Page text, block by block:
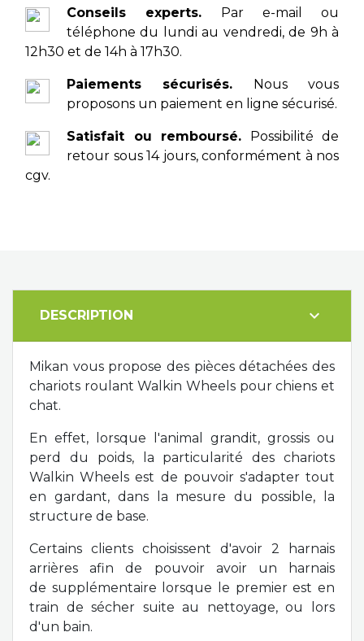
Conseils experts. Par e-mail ou
téléphone du lundi au vendredi, de 9h à
12h30 et de 14h à 17h30.
Paiements sécurisés. Nous vous
proposons un paiement en ligne sécurisé.
Satisfait ou remboursé. Possibilité de
retour sous 14 jours, conformément à nos
cgv.
DESCRIPTION expand_more
Mikan vous propose des pièces détachées des
chariots roulant Walkin Wheels pour chiens et
chat.
En effet, lorsque l'animal grandit, grossis ou
perd du poids, la particularité des chariots
Walkin Wheels est de pouvoir s'adapter tout
en gardant, dans la mesure du possible, la
structure de base.
Certains clients choisissent d'avoir 2 harnais
arrières afin de pouvoir avoir un harnais
de supplémentaire lorsque le premier est en
train de sécher suite au nettoyage, ou lors
d'un bain.